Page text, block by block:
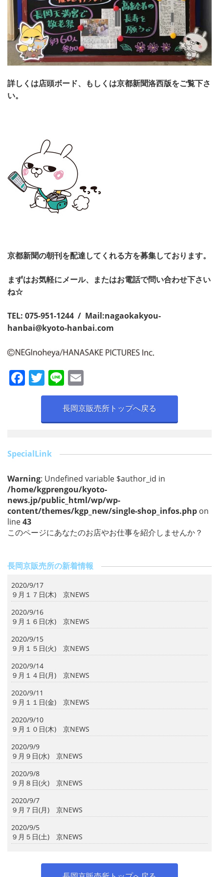
詳しくは店頭ボード、もしくは京都新聞洛西版をご覧下さ
い。
京都新聞の朝刊を配達してくれる方を募集しております。
まずはお気軽にメール、またはお電話で問い合わせ下さい
ね☆
TEL: 075-951-1244 / Mail:nagaokakyou-
hanbai@kyoto-hanbai.com
F
o
o
k
T
w
er
Li
n
e
m
ai
l
長岡京販売所トップへ戻る
SpecialLink
Warning: Undefined variable $author_id in
/home/kgprengou/kyoto-
news.jp/public_html/wp/wp-
content/themes/kgp_new/single-shop_infos.php on
line43
このページにあなたのお店やお仕事を紹介しませんか？
長岡京販売所の新着情報
2020/9/17
９月１７日(木) 京NEWS
2020/9/16
９月１６日(水) 京NEWS
2020/9/15
９月１５日(火) 京NEWS
2020/9/14
９月１４日(月) 京NEWS
2020/9/11
９月１１日(金) 京NEWS
2020/9/10
９月１０日(木) 京NEWS
2020/9/9
９月９日(水) 京NEWS
2020/9/8
９月８日(火) 京NEWS
2020/9/7
９月７日(月) 京NEWS
2020/9/5
９月５日(土) 京NEWS